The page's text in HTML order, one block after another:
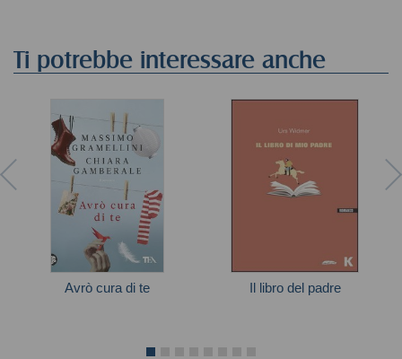
Ti potrebbe interessare anche
Avrò cura di te Il libro del padre